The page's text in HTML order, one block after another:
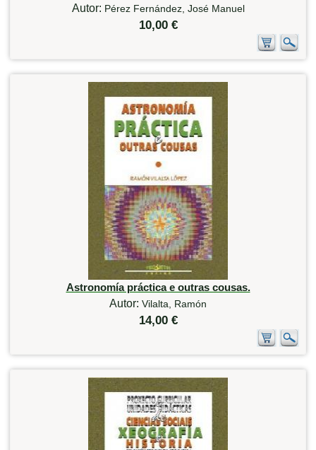
Autor: Pérez Fernández, José Manuel
10,00 €
Astronomía práctica e outras cousas.
Autor: Vilalta, Ramón
14,00 €